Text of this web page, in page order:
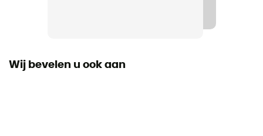
Wij bevelen u ook aan